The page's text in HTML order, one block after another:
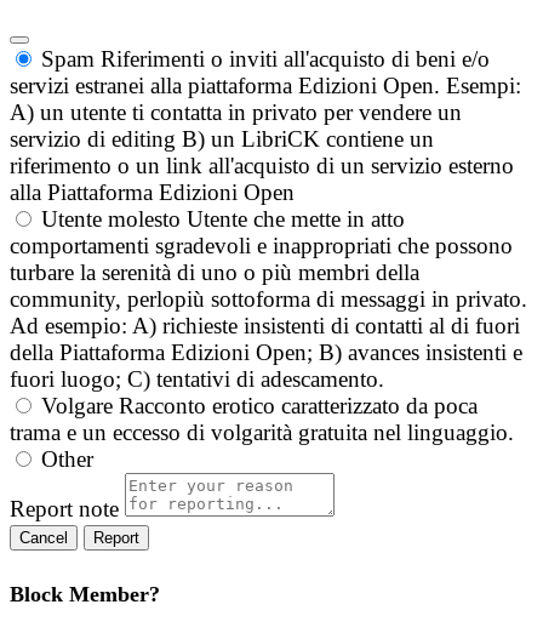
Spam Riferimenti o inviti all'acquisto di beni e/o
servizi estranei alla piattaforma Edizioni Open. Esempi:
A) un utente ti contatta in privato per vendere un
servizio di editing B) un LibriCK contiene un
riferimento o un link all'acquisto di un servizio esterno
alla Piattaforma Edizioni Open
Utente molesto Utente che mette in atto
comportamenti sgradevoli e inappropriati che possono
turbare la serenità di uno o più membri della
community, perlopiù sottoforma di messaggi in privato.
Ad esempio: A) richieste insistenti di contatti al di fuori
della Piattaforma Edizioni Open; B) avances insistenti e
fuori luogo; C) tentativi di adescamento.
Volgare Racconto erotico caratterizzato da poca
trama e un eccesso di volgarità gratuita nel linguaggio.
Other
Report note
Report
Block Member?